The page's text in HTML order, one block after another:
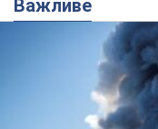
Важливе